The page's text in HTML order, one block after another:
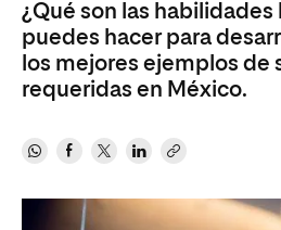
¿Qué son las habilidades
puedes hacer para
los mejores ejemplos de
requeridas en México.